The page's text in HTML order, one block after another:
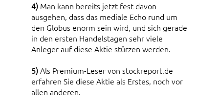
4) Man kann bereits jetzt fest davon
ausgehen, dass das mediale Echo rund um
den Globus enorm sein wird, und sich gerade
in den ersten Handelstagen sehr viele
Anleger auf diese Aktie stürzen werden.
5)Als Premium-Leser von stockreport.de
erfahren Sie diese Aktie als Erstes, noch vor
allen anderen.